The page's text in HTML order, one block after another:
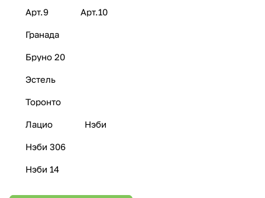
Арт.9 Арт.10
Гранада
Бруно 20
Эстель
Торонто
Лацио Нэби
Нэби 306
Нэби 14